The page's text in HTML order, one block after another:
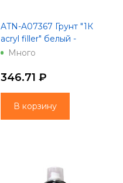
ATN-A07367 Грунт "1К
acryl filler" белый -
Аэрозоль "Автон" -
Много
346.71 ₽
В корзину